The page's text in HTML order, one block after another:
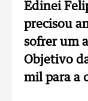
Edinei
precisou
sofrer um
Objetivo
mil para a